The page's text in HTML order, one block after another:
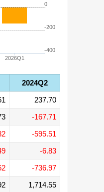
2026Q1
-400
-200
0
2024Q2
237.70
-167.71
-595.51
-6.83
-736.97
1,714.55